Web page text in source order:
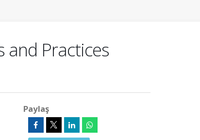
and Practices
Paylaş